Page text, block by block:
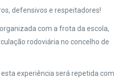
defensivos e respeitadores!
com a frota da escola,
rodoviária no concelho de
experiência será repetida com